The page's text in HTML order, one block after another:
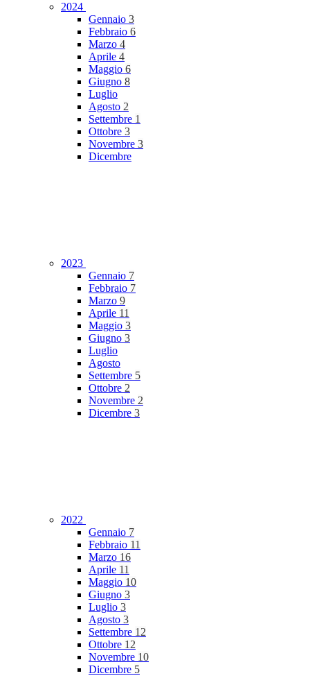
2024
Gennaio 3
Febbraio 6
Marzo 4
Aprile 4
Maggio 6
Giugno 8
Luglio
Agosto 2
Settembre 1
Ottobre 3
Novembre 3
Dicembre
2023
Gennaio 7
Febbraio 7
Marzo 9
Aprile 11
Maggio 3
Giugno 3
Luglio
Agosto
Settembre 5
Ottobre 2
Novembre 2
Dicembre 3
2022
Gennaio 7
Febbraio 11
Marzo 16
Aprile 11
Maggio 10
Giugno 3
Luglio 3
Agosto 3
Settembre 12
Ottobre 12
Novembre 10
Dicembre 5